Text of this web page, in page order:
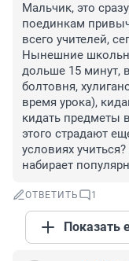
Мальчик, это
поединкам
всего учителей,
Нынешние
дольше 15 минут,
болтовня,
время урока),
кидать предметы
этого страдают
условиях
набирает
ОТВЕТИТЬ 1
Показать